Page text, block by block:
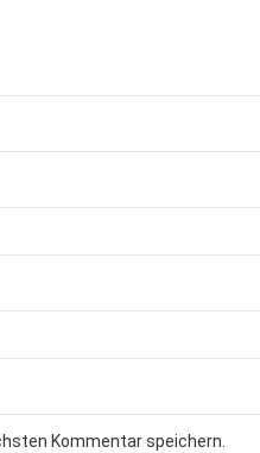
Kommentar speichern.